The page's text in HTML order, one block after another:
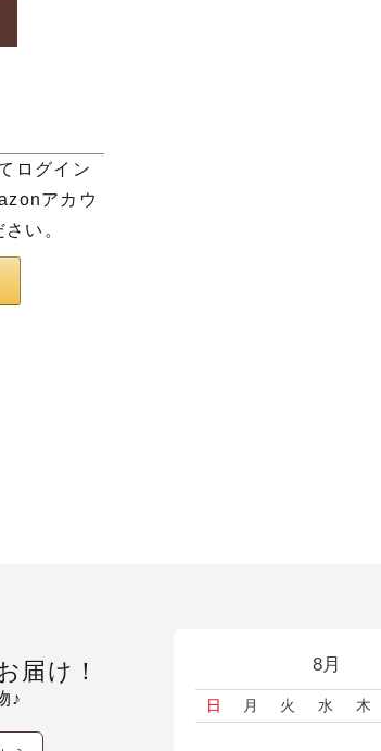
ログイン
アカウ
い。
8月
日 月 火 水 木
届け！
♪